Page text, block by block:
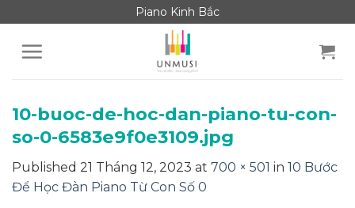
to
content
Piano Kinh Bắc
10-buoc-de-hoc-dan-piano-tu-con-
so-0-6583e9f0e3109.jpg
Published 21 Tháng 12, 2023 at 700 × 501 in 10 Bước
Để Học Đàn Piano Từ Con Số 0